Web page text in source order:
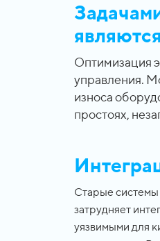
Оптимизация
управления.
износа
простоях,
Старые системы
затрудняет
уязвимыми для